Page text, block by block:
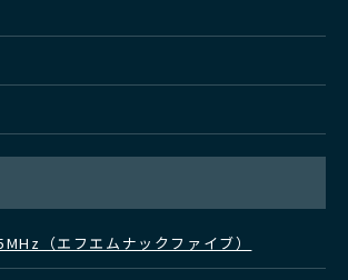
（エフエムナックファイブ）